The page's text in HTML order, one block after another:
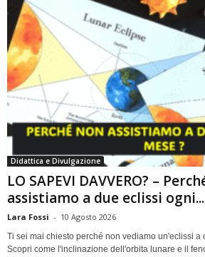
Didattica e Divulgazione
LO SAPEVI DAVVERO? –
assistiamo a due eclissi ogni...
Lara Fossi - 10 Agosto 2026
Ti sei mai chiesto perché non vediamo un'eclissi
Scopri come l'inclinazione dell'orbita lunare e il